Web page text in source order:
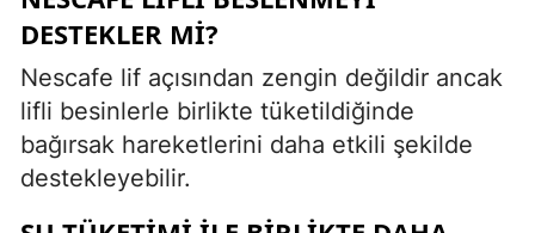
DESTEKLER MI?
Nescafe lif açısından zengin değildir ancak
lifli besinlerle birlikte tüketildiğinde
bağırsak hareketlerini daha etkili şekilde
destekleyebilir.